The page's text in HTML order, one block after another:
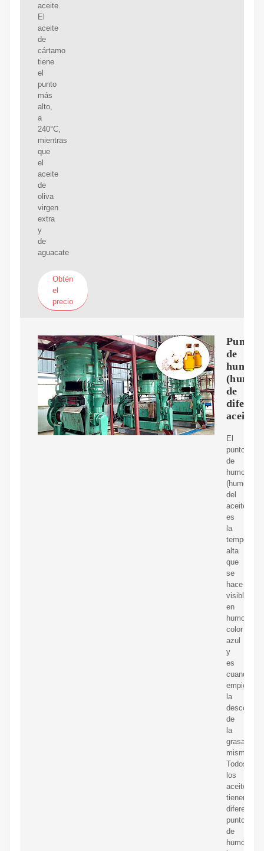
aceite.
El
aceite
de
cártamo
tiene
el
punto
más
alto,
a
240°C,
mientras
que
el
aceite
de
oliva
virgen
extra
y
de
aguacate
Obtén
el
precio
Punto
de
humo
de
aceites
El
punto
de
humo
(humeo)
del
aceite,
es
la
alta
que
se
hace
visible
en
humo
color
azul
y
es
cuando
empieza
la
de
la
grasa
misma.
Todos
los
aceites
tienen
diferentes
puntos
de
humo,